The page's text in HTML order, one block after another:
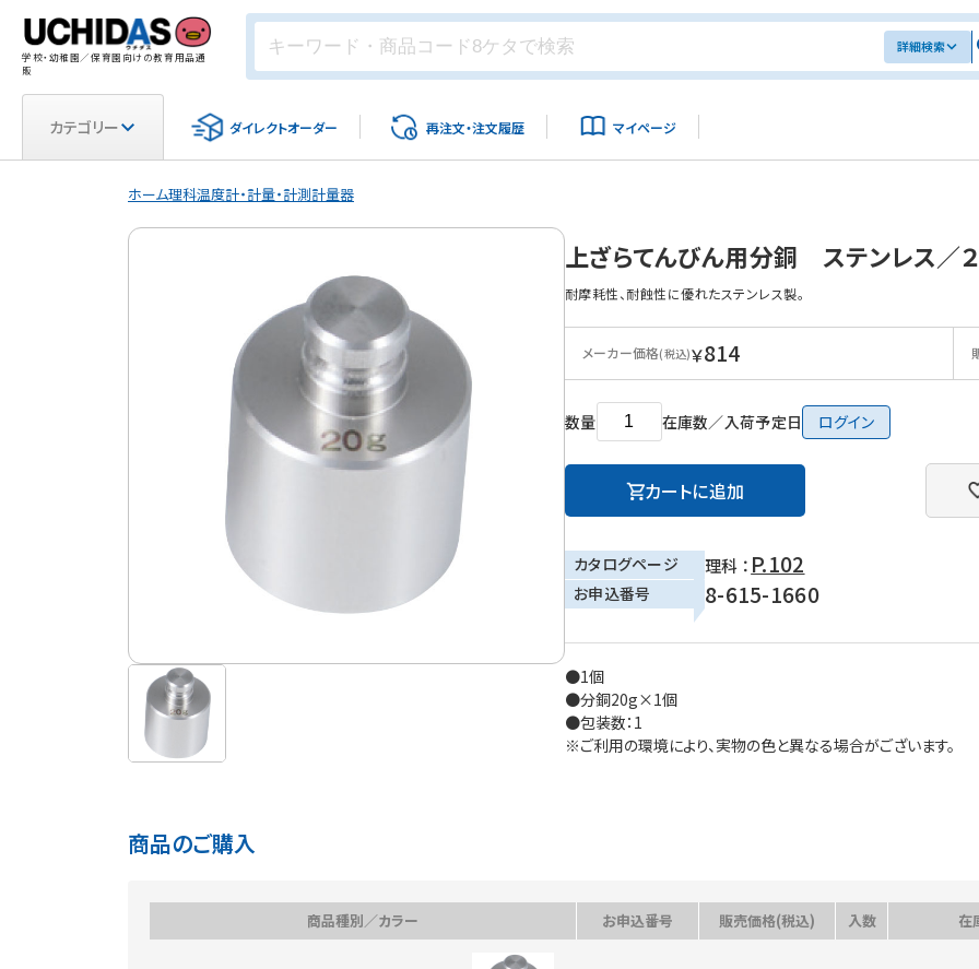
学校・幼稚園／保育園向けの教育用品通
販
詳細検索
カテゴリー ダイレクトオーダー 再注文・注文履歴 マイページ
ホーム理科温度計・計量・計測計量器
上ざらてんびん用分銅 ステンレス／２
耐摩耗性、耐蝕性に優れたステンレス製。
メーカー価格(税込)￥814
数量 在庫数／入荷予定日 ログイン
カートに追加
カタログページ 理科 ： P.102
お申込番号 8-615-1660
●1個
●分銅20g×1個
●包装数：1
※ご利用の環境により、実物の色と異なる場合がございます。
商品のご購入
商品種別／カラー お申込番号 販売価格(税込) 入数 在